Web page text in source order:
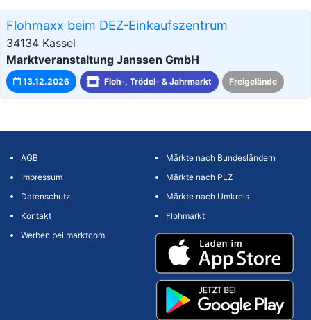
Flohmaxx beim DEZ-Einkaufszentrum
34134 Kassel
Marktveranstaltung Janssen GmbH
13.12.2026 Floh-, Trödel- & Jahrmarkt Freigelände
AGB
Impressum
Datenschutz
Kontakt
Werben bei marktcom
Märkte nach Bundesländern
Märkte nach PLZ
Märkte nach Umkreis
Flohmarkt